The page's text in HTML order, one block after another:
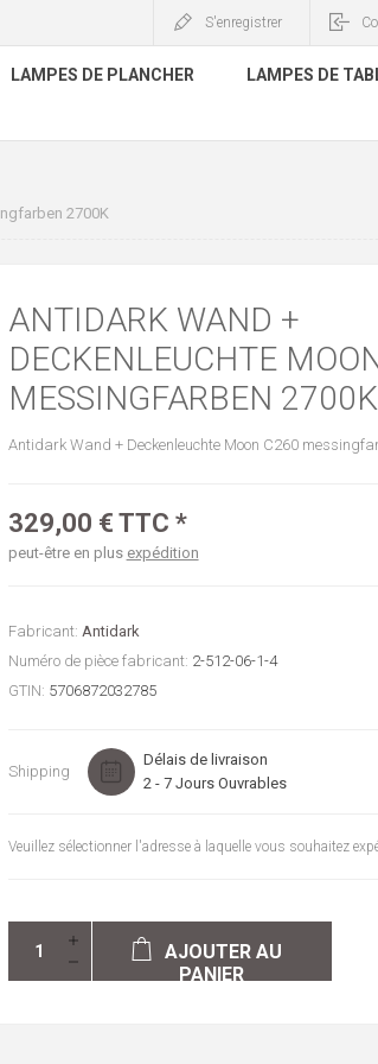
S'enregistrer
LAMPES DE PLANCHER LAMPES DE
2700K
ANTIDARK WAND +
DECKENLEUCHTE
MESSINGFARBEN 2700K
Antidark Wand + Deckenleuchte Moon C260
329,00 € TTC *
peut-être en plus expédition
Fabricant: Antidark
Numéro de pièce fabricant: 2-512-06-1-4
GTIN: 5706872032785
Shipping
Délais de livraison
2 - 7 Jours Ouvrables
Veuillez sélectionner l'adresse à laquelle vous souhaitez
AJOUTER AU
PANIER